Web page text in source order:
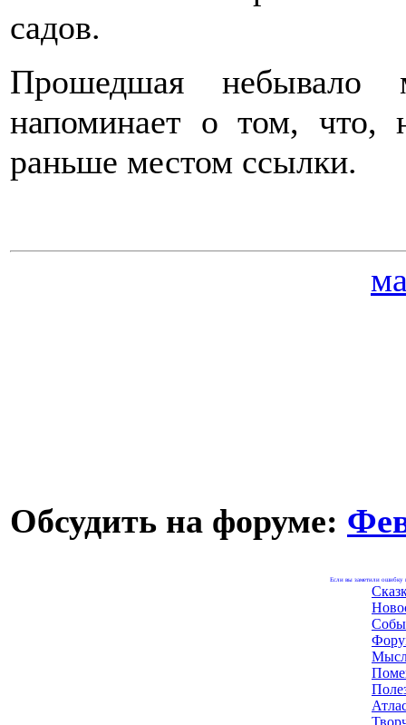
садов.
Прошедшая небывало
напоминает о том, что,
раньше местом ссылки.
Обсудить на форуме:
Если вы заметили ошибку